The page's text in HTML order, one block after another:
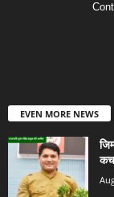
EVEN MORE NEWS